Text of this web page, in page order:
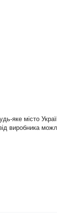
яке місто
виробника